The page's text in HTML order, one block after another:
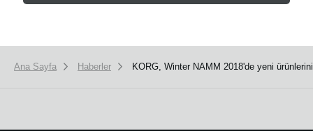
Ana Sayfa Haberler KORG, Winter NAMM 2018'de yeni